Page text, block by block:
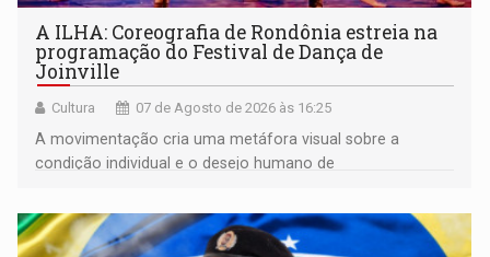
A ILHA: Coreografia de Rondônia estreia na
programação do Festival de Dança de
Joinville
Cultura 07 de Agosto de 2026 às 16:25
A movimentação cria uma metáfora visual sobre a
condição individual e o desejo humano de